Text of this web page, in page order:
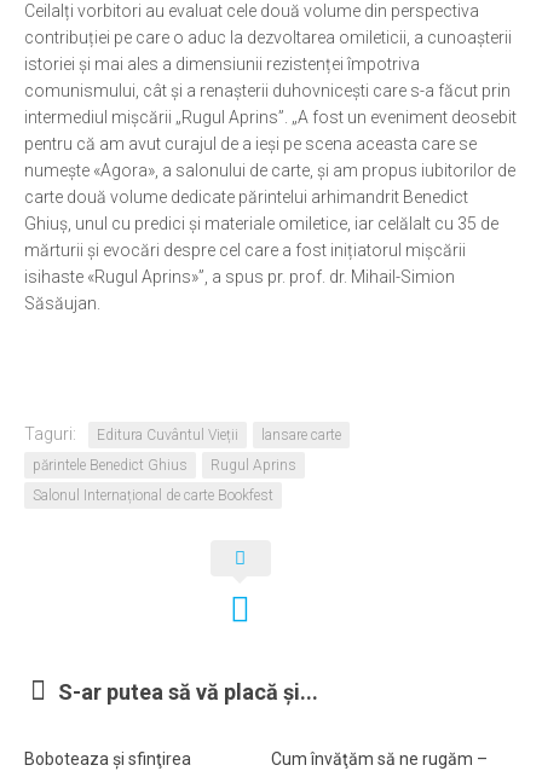
Ceilalți vorbitori au evaluat cele două volume din perspectiva
contribuției pe care o aduc la dezvoltarea omileticii, a cunoașterii
istoriei și mai ales a dimensiunii rezistenței împotriva
comunismului, cât și a renașterii duhov­nicești care s-a făcut prin
intermediul mișcării „Rugul Aprins”. „A fost un eveniment deosebit
pentru că am avut curajul de a ieși pe scena aceasta care se
numește «Agora», a salonului de carte, și am propus iubitorilor de
carte două volume dedicate părintelui arhimandrit Benedict
Ghiuș, unul cu predici și materiale omiletice, iar celălalt cu 35 de
mărturii și evocări despre cel care a fost inițiatorul mișcării
isihaste «Rugul Aprins»”, a spus pr. prof. dr. Mihail-Simion
Săsăujan.
Taguri: Editura Cuvântul Vieții
lansare carte
părintele Benedict Ghius
Rugul Aprins
Salonul Internațional de carte Bookfest
S-ar putea să vă placă și...
Boboteaza şi sfinţirea
Cum învăţăm să ne rugăm –